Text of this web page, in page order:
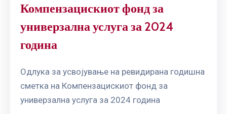
Компензацискиот фонд за
универзална услуга за 2024
година
Одлука за усвојување на ревидирана годишна
сметка на Компензацискиот фонд за
универзална услуга за 2024 година